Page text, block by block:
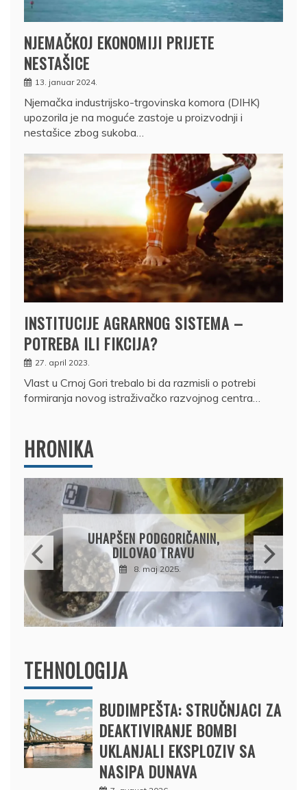
NJEMAČKOJ EKONOMIJI PRIJETE
NESTAŠICE
13. januar 2024.
Njemačka industrijsko-trgovinska komora (DIHK)
upozorila je na moguće zastoje u proizvodnji i
nestašice zbog sukoba…
INSTITUCIJE AGRARNOG SISTEMA –
POTREBA ILI FIKCIJA?
27. april 2023.
Vlast u Crnoj Gori trebalo bi da razmisli o potrebi
formiranja novog istraživačko razvojnog centra…
HRONIKA
DRŽAVLJANIN RUSIJE
OSUMNJIČEN DA JE
PRODAO TUĐI BMW,
DRŽAVU NAPUSTIO
BRODOM
12. februar 2025.
TEHNOLOGIJA
BUDIMPEŠTA: STRUČNJACI ZA
DEAKTIVIRANJE BOMBI
UKLANJALI EKSPLOZIV SA
NASIPA DUNAVA